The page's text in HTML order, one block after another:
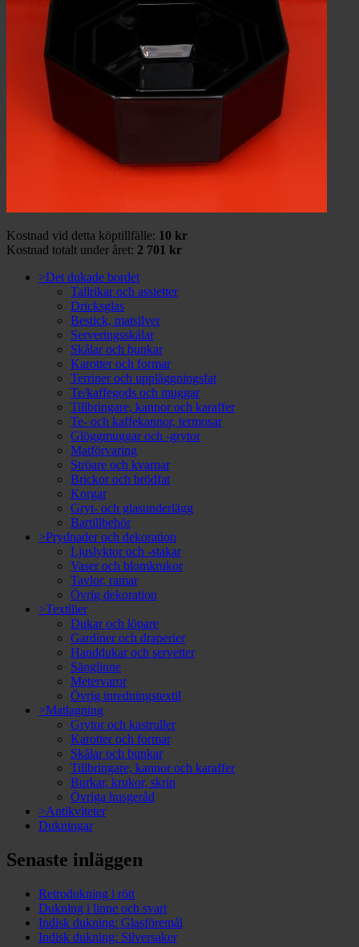
Kostnad vid detta köptillfälle: 10 kr
Kostnad totalt under året: 2 701 kr
>Det dukade bordet
Tallrikar och assietter
Dricksglas
Bestick, matsilver
Serveringsskålar
Skålar och bunkar
Karotter och formar
Terriner och uppläggningsfat
Te/kaffegods och muggar
Tillbringare, kannor och karaffer
Te- och kaffekannor, termosar
Glöggmuggar och -grytor
Matförvaring
Ströare och kvarnar
Brickor och brödfat
Korgar
Gryt- och glasunderlägg
Bartillbehör
>Prydnader och dekoration
Ljuslyktor och -stakar
Vaser och blomkrukor
Tavlor, ramar
Övrig dekoration
>Textilier
Dukar och löpare
Gardiner och draperier
Handdukar och servetter
Sänglinne
Metervaror
Övrig inredningstextil
>Matlagning
Grytor och kastruller
Karotter och formar
Skålar och bunkar
Tillbringare, kannor och karaffer
Burkar, krukor, skrin
Övriga husgeråd
>Antikviteter
Dukningar
Senaste inläggen
Retrodukning i rött
Dukning i linne och svart
Indisk dukning: Glasföremål
Indisk dukning: Silversaker